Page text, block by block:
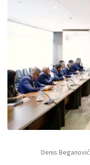
Denis Beganović